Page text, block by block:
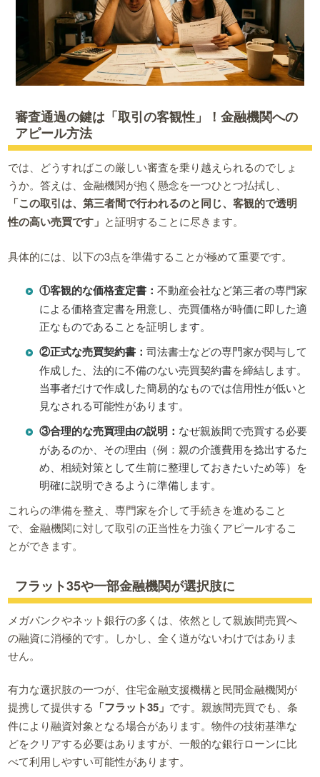
審査通過の鍵は「取引の客観性」！金融機関への
アピール方法
では、どうすればこの厳しい審査を乗り越えられるのでしょ
うか。答えは、金融機関が抱く懸念を一つひとつ払拭し、
「この取引は、第三者間で行われるのと同じ、客観的で透明
性の高い売買です」 と証明することに尽きます。
具体的には、以下の3点を準備することが極めて重要です。
①客観的な価格査定書：不動産会社など第三者の専門家
による価格査定書を用意し、売買価格が時価に即した適
正なものであることを証明します。
②正式な売買契約書：司法書士などの専門家が関与して
作成した、法的に不備のない売買契約書を締結します。
当事者だけで作成した簡易的なものでは信用性が低いと
見なされる可能性があります。
③合理的な売買理由の説明： なぜ親族間で売買する必要
があるのか、その理由（例：親の介護費用を捻出するた
め、相続対策として生前に整理しておきたいため等）を
明確に説明できるように準備します。
これらの準備を整え、専門家を介して手続きを進めること
で、金融機関に対して取引の正当性を力強くアピールするこ
とができます。
フラット35や一部金融機関が選択肢に
メガバンクやネット銀行の多くは、依然として親族間売買へ
の融資に消極的です。しかし、全く道がないわけではありま
せん。
有力な選択肢の一つが、住宅金融支援機構と民間金融機関が
提携して提供する 「フラット35」 です。親族間売買でも、条
件により融資対象となる場合があります。物件の技術基準な
どをクリアする必要はありますが、一般的な銀行ローンに比
べて利用しやすい可能性があります。